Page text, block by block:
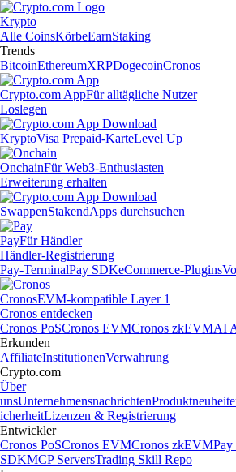
Krypto
Alle CoinsKörbeEarnStaking
Trends
BitcoinEthereumXRPDogecoinCronos
Crypto.com AppFür alltägliche Nutzer
Loslegen
KryptoVisa Prepaid-KarteLevel Up
OnchainFür Web3-Enthusiasten
Erweiterung erhalten
SwappenStakendApps durchsuchen
PayFür Händler
Händler-Registrierung
Pay-TerminalPay SDKeCommerce-Plugins
CronosEVM-kompatible Layer 1
Cronos entdecken
Cronos PoSCronos EVMCronos zkEVMAI
Erkunden
AffiliateInstitutionenVerwahrung
Crypto.com
Über
unsUnternehmensnachrichten
icherheitLizenzen & Registrierung
Entwickler
Cronos PoSCronos EVMCronos zkEVM
SDKMCP ServersTrading Skill Repo